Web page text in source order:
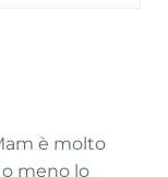
è molto
meno lo